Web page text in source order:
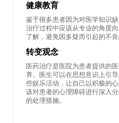
健康教育
鉴于很多患者因为对医学知识
治疗过程中应该从专业的角度
了解，避免因多疑而引起的不
转变观念
医药治疗是医院为患者提供的
养。医生可以在思想意识上引
些娱乐活动，让自己以积极的
该对患者的心理障碍进行深入
的处理措施。